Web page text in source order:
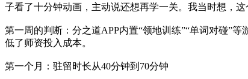
子看了十分钟动画，主动说还想再学一关。我当时想，这
第一周的判断：分之道APP内置“领地训练”“单词对碰”
低了师资投入成本。
第一个月：驻留时长从40分钟到70分钟